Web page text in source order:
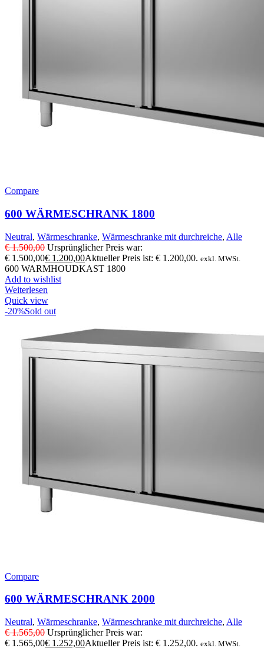
Compare
600 WÄRMESCHRANK 1800
Neutral, Wärmeschranke, Wärmeschranke mit durchreiche, Alle
€1.500,00 Ursprünglicher Preis war:
€ 1.500,00€ 1.200,00Aktueller Preis ist: € 1.200,00. exkl. MWSt.
600 WARMHOUDKAST 1800
Add to wishlist
Weiterlesen
Quick view
-20%Sold out
Compare
600 WÄRMESCHRANK 2000
Neutral, Wärmeschranke, Wärmeschranke mit durchreiche, Alle
€1.565,00 Ursprünglicher Preis war:
€ 1.565,00€ 1.252,00Aktueller Preis ist: € 1.252,00. exkl. MWSt.